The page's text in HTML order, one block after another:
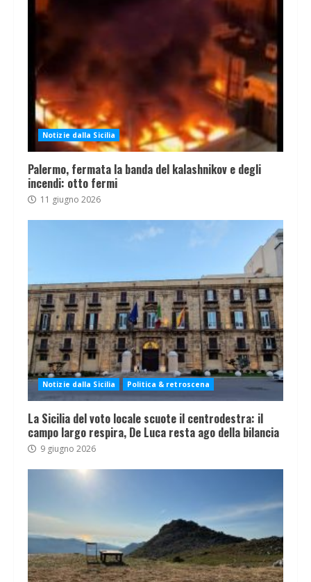
Notizie dalla Sicilia
Palermo, fermata la banda del kalashnikov e degli
incendi: otto fermi
11 giugno 2026
Notizie dalla Sicilia Politica & retroscena
La Sicilia del voto locale scuote il centrodestra: il
campo largo respira, De Luca resta ago della bilancia
9 giugno 2026